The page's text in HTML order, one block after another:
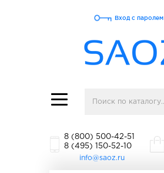
Toggle
navigation
Вход с паролем
8 (800) 500-42-51
8 (495) 150-52-10
info@saoz.ru